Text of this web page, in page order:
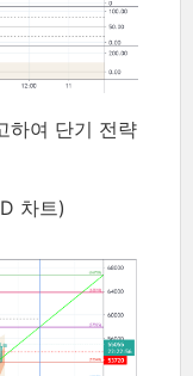
하여 단기 전략
차트)